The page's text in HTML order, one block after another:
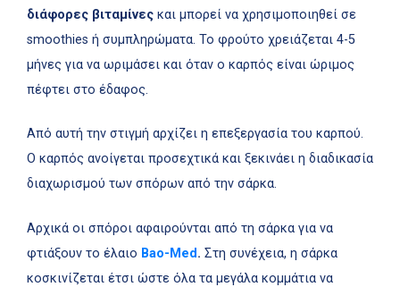
διάφορες βιταμίνες και μπορεί να χρησιμοποιηθεί σε
smoothies ή συμπληρώματα. Το φρούτο χρειάζεται 4-5
μήνες για να ωριμάσει και όταν ο καρπός είναι ώριμος
πέφτει στο έδαφος.
Από αυτή την στιγμή αρχίζει η επεξεργασία του καρπού.
Ο καρπός ανοίγεται προσεχτικά και ξεκινάει η διαδικασία
διαχωρισμού των σπόρων από την σάρκα.
Αρχικά οι σπόροι αφαιρούνται από τη σάρκα για να
φτιάξουν το έλαιο Bao-Med. Στη συνέχεια, η σάρκα
κοσκινίζεται έτσι ώστε όλα τα μεγάλα κομμάτια να